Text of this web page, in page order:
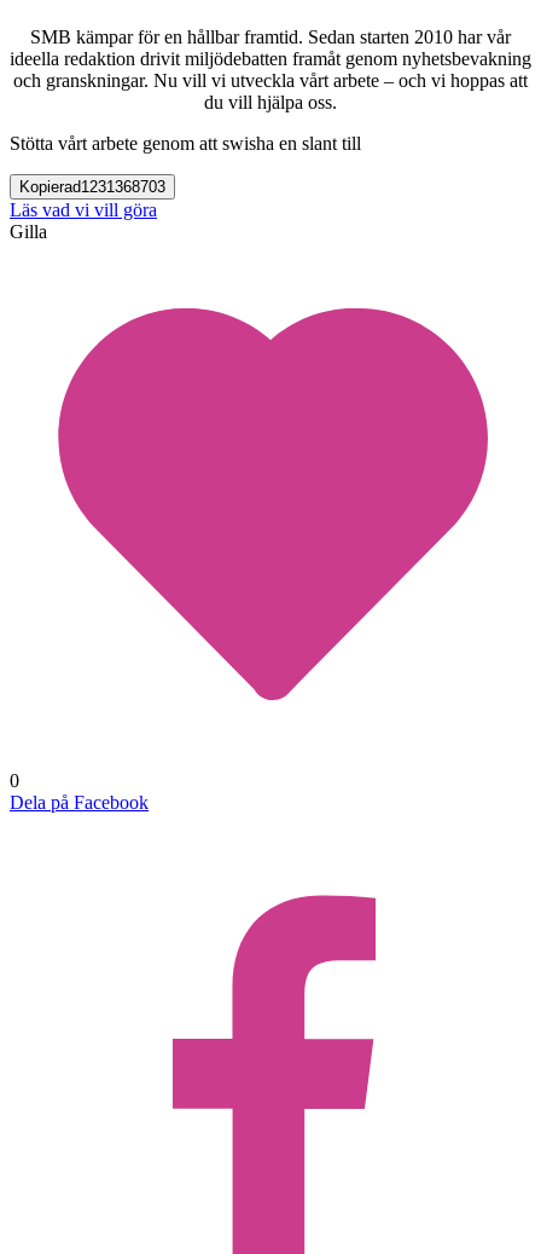
SMB kämpar för en hållbar framtid. Sedan starten 2010 har vår
ideella redaktion drivit miljödebatten framåt genom nyhetsbevakning
och granskningar. Nu vill vi utveckla vårt arbete – och vi hoppas att
du vill hjälpa oss.
Stötta vårt arbete genom att swisha en slant till
Kopierad1231368703
Läs vad vi vill göra
Gilla
0
Dela på Facebook